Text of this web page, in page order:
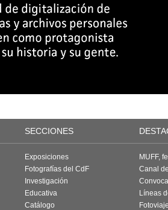
SECCIONES
Exposiciones
Fotografías del CdF
Investigación
Educativa
Catálogo
MUFF,
Canal
Líneas